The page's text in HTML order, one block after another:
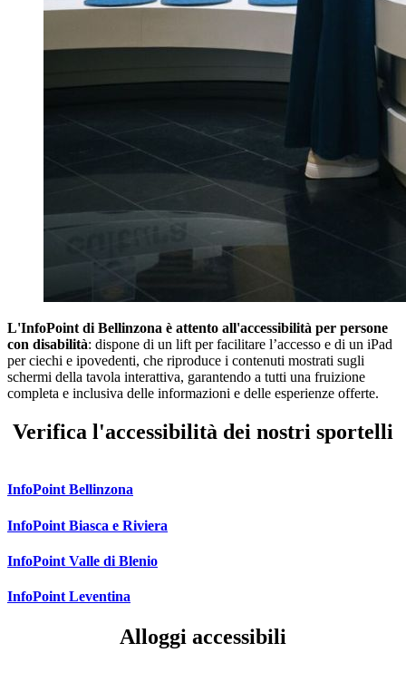
L'InfoPoint di Bellinzona è attento all'accessibilità per persone
con disabilità: dispone di un lift per facilitare l’accesso e di un iPad
per ciechi e ipovedenti, che riproduce i contenuti mostrati sugli
schermi della tavola interattiva, garantendo a tutti una fruizione
completa e inclusiva delle informazioni e delle esperienze offerte.
Verifica l'accessibilità dei nostri sportelli
InfoPoint Bellinzona
InfoPoint Biasca e Riviera
InfoPoint Valle di Blenio
InfoPoint Leventina
Alloggi accessibili